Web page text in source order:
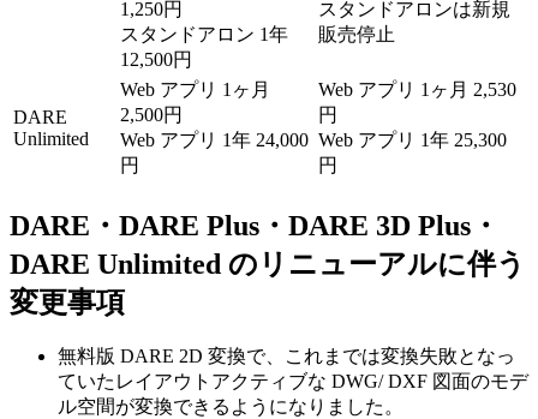
1,250円
スタンドアロン 1年
12,500円
スタンドアロンは新規
販売停止
DARE
Unlimited
Web アプリ 1ヶ月
2,500円
Web アプリ 1年 24,000
円
Web アプリ 1ヶ月 2,530
円
Web アプリ 1年 25,300
円
DARE・DARE Plus・DARE 3D Plus・
DARE Unlimited のリニューアルに伴う
変更事項
無料版 DARE 2D 変換で、これまでは変換失敗となっ
ていたレイアウトアクティブな DWG/ DXF 図面のモデ
ル空間が変換できるようになりました。